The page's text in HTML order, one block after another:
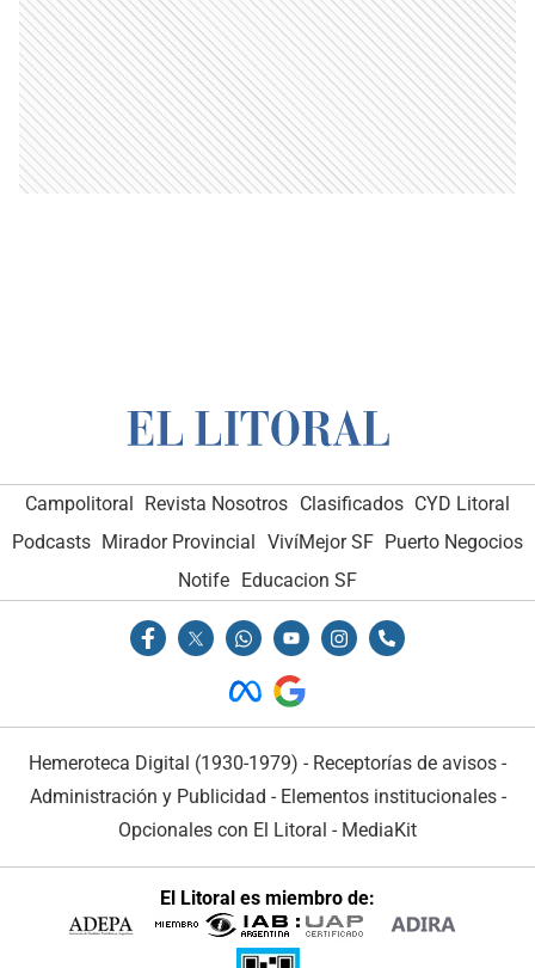
Campolitoral Revista Nosotros Clasificados CYD Litoral
Podcasts Mirador Provincial VivíMejor SF Puerto Negocios
Notife Educacion SF
Hemeroteca Digital (1930-1979) - Receptorías de avisos -
Administración y Publicidad - Elementos institucionales-
Opcionales con El Litoral - MediaKit
El Litoral es miembro de: